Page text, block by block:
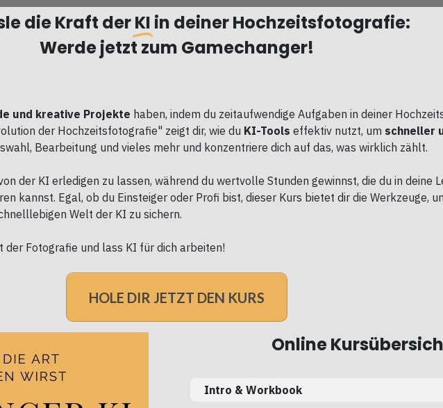
die Kraft derKI in deiner Hochzeitsfotografie:
Werde jetzt zum Gamechanger!
und kreative Projekte haben, indem du zeitaufwendige Aufgaben in deiner
der Hochzeitsfotografie" zeigt dir, wie du KI-Tools effektiv nutzt, um schneller
Bearbeitung und vieles mehr und konzentriere dich auf das, was wirklich zählt.
der KI erledigen zu lassen, während du wertvolle Stunden gewinnst, die du in deine
kannst. Egal, ob du Einsteiger oder Profi bist, dieser Kurs bietet dir die Werkzeuge,
Welt der KI zu sichern.
Fotografie und lass KI für dich arbeiten!
HOLE DIR JETZT DEN KURS
Online
Intro & Workbook